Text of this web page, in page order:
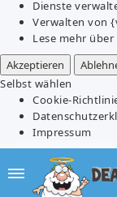
Dienste
Verwalten von
Lese mehr über
Akzeptieren
Selbst wählen
Cookie-
Impressum